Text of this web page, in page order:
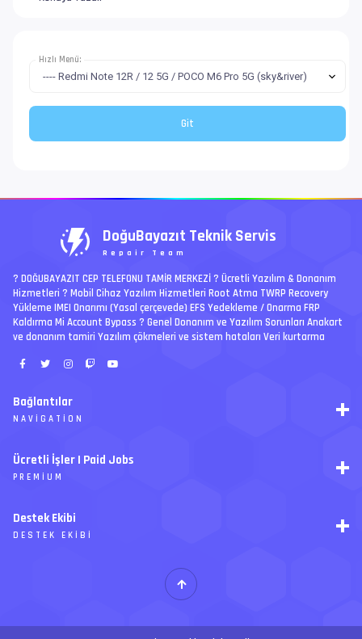
Hızlı Menü:
DoğuBayazıt Teknik Servis
Repair Team
? DOĞUBAYAZIT CEP TELEFONU TAMİR MERKEZİ ?️ Ücretli Yazılım & Donanım
Hizmetleri ? Mobil Cihaz Yazılım Hizmetleri Root Atma TWRP Recovery
Yükleme IMEI Onarımı (Yasal çerçevede) EFS Yedekleme / Onarma FRP
Kaldırma Mi Account Bypass ? Genel Donanım ve Yazılım Sorunları Anakart
ve donanım tamiri Yazılım çökmeleri ve sistem hataları Veri kurtarma
Bağlantılar
NAVIGATION
Arşiv
Ajanda
Forum Yönetimi
Forumları Okundu Kabul Et
Ücretli İşler | Paid Jobs
PREMIUM
Paketler
Özel tema
Destek Ekibi
DESTEK EKIBI
İ
T H